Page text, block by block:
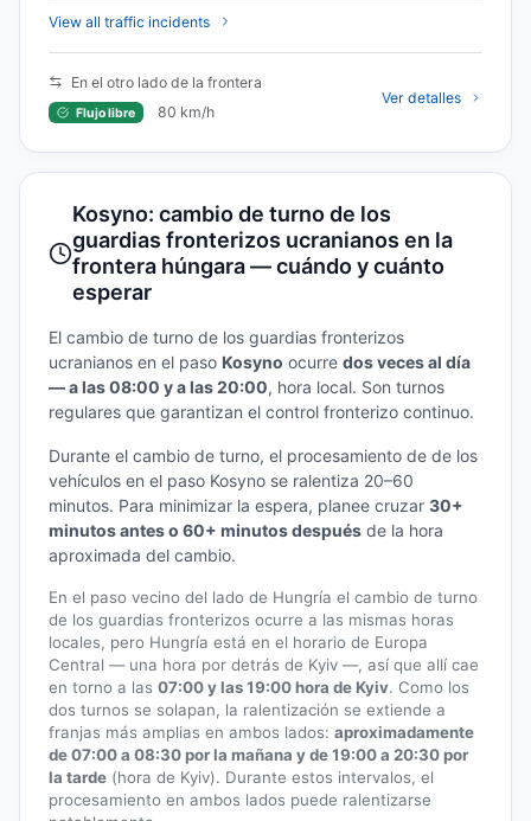
View all traffic incidents
En el otro lado de la frontera
Flujo libre 80 km/h
Ver detalles
Kosyno: cambio de turno de los
guardias fronterizos ucranianos en la
frontera húngara — cuándo y cuánto
esperar
El cambio de turno de los guardias fronterizos
ucranianos en el paso Kosyno ocurre dos veces al día
— a las 08:00 y a las 20:00, hora local. Son turnos
regulares que garantizan el control fronterizo continuo.
Durante el cambio de turno, el procesamiento de de los
vehículos en el paso Kosyno se ralentiza 20–60
minutos. Para minimizar la espera, planee cruzar 30+
minutos antes o 60+ minutos después de la hora
aproximada del cambio.
En el paso vecino del lado de Hungría el cambio de turno
de los guardias fronterizos ocurre a las mismas horas
locales, pero Hungría está en el horario de Europa
Central — una hora por detrás de Kyiv —, así que allí cae
en torno a las 07:00 y las 19:00 hora de Kyiv. Como los
dos turnos se solapan, la ralentización se extiende a
franjas más amplias en ambos lados: aproximadamente
de 07:00 a 08:30 por la mañana y de 19:00 a 20:30 por
la tarde (hora de Kyiv). Durante estos intervalos, el
procesamiento en ambos lados puede ralentizarse